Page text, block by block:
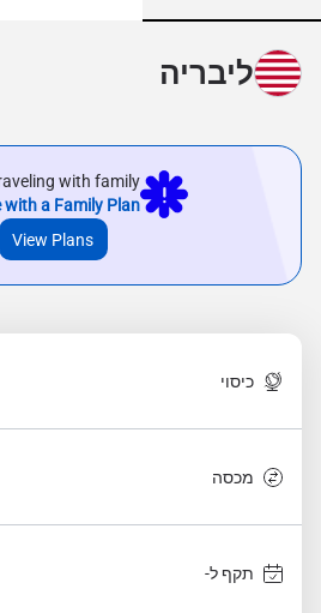
ליבריה
with family?
with a Family Plan.
View Plans
כיסוי
מכסה
תקף ל-